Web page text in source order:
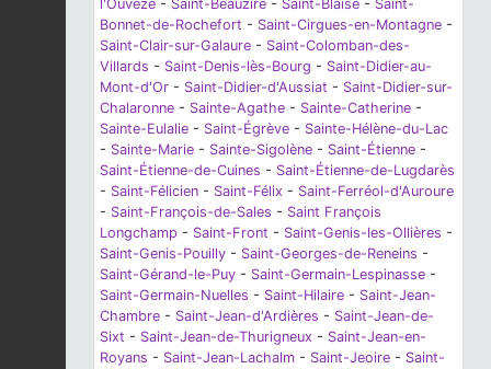
l'Ouvèze - Saint-Beauzire - Saint-Blaise - Saint-
Bonnet-de-Rochefort - Saint-Cirgues-en-Montagne -
Saint-Clair-sur-Galaure - Saint-Colomban-des-
Villards - Saint-Denis-lès-Bourg - Saint-Didier-au-
Mont-d'Or - Saint-Didier-d'Aussiat - Saint-Didier-sur-
Chalaronne - Sainte-Agathe - Sainte-Catherine -
Sainte-Eulalie - Saint-Égrève - Sainte-Hélène-du-Lac
- Sainte-Marie - Sainte-Sigolène - Saint-Étienne -
Saint-Étienne-de-Cuines - Saint-Étienne-de-Lugdarès
- Saint-Félicien - Saint-Félix - Saint-Ferréol-d'Auroure
- Saint-François-de-Sales - Saint François
Longchamp - Saint-Front - Saint-Genis-les-Ollières -
Saint-Genis-Pouilly - Saint-Georges-de-Reneins -
Saint-Gérand-le-Puy - Saint-Germain-Lespinasse -
Saint-Germain-Nuelles - Saint-Hilaire - Saint-Jean-
Chambre - Saint-Jean-d'Ardières - Saint-Jean-de-
Sixt - Saint-Jean-de-Thurigneux - Saint-Jean-en-
Royans - Saint-Jean-Lachalm - Saint-Jeoire - Saint-